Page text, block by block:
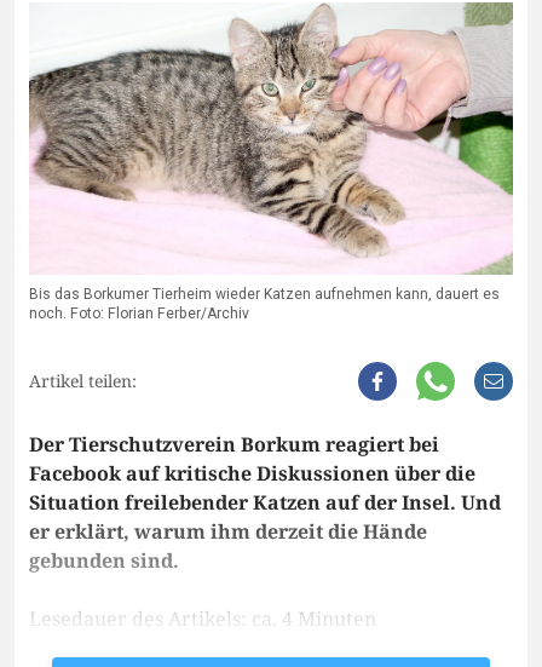
Bis das Borkumer Tierheim wieder Katzen aufnehmen kann, dauert es
noch. Foto: Florian Ferber/Archiv
Artikel teilen:
Der Tierschutzverein Borkum reagiert bei
Facebook auf kritische Diskussionen über die
Situation freilebender Katzen auf der Insel. Und
er erklärt, warum ihm derzeit die Hände
gebunden sind.
Lesedauer des Artikels: ca. 4 Minuten